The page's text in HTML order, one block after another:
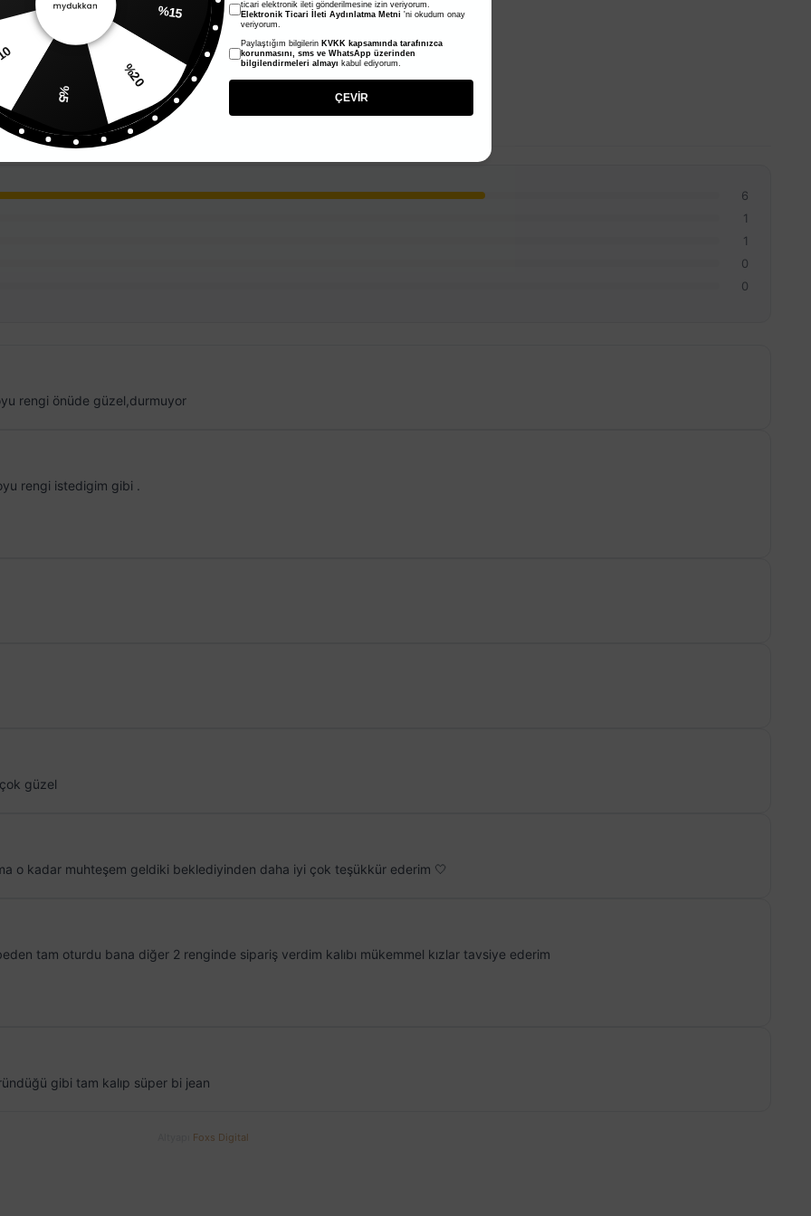
6
1
1
0
0
rengi önüde güzel,durmuyor
rengi istedigim gibi .
güzel
o kadar muhteşem geldiki beklediyinden daha iyi çok teşükkür ederim 🤍
tam oturdu bana diğer 2 renginde sipariş verdim kalıbı mükemmel kızlar tavsiye ederim
gibi tam kalıp süper bi jean
Foxs Digital
%15
%20
%5
ticari elektronik ileti gönderilmesine izin veriyorum.
Elektronik Ticari İleti Aydınlatma Metni 'ni okudum onay
veriyorum.
Paylaştığım bilgilerin KVKK kapsamında tarafınızca
korunmasını, sms ve WhatsApp üzerinden
bilgilendirmeleri almayı kabul ediyorum.
ÇEVİR